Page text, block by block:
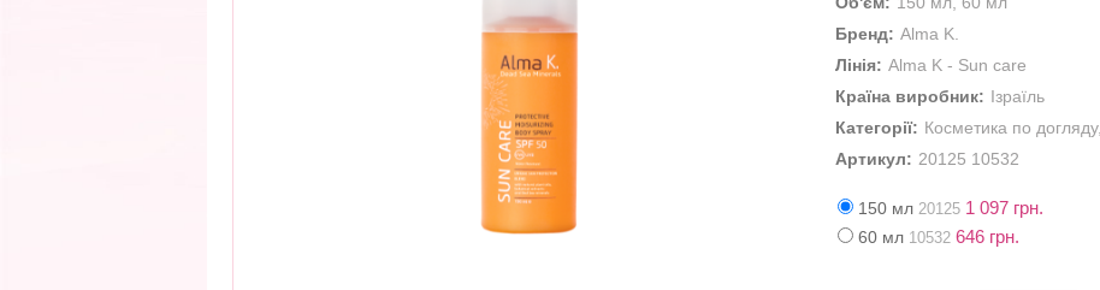
Бренд: Alma K.
Лінія: Alma K - Sun care
Країна виробник: Ізраїль
Категорії: Косметика по догляду,
Артикул: 20125 10532
150 мл 20125 1 097 грн.
60 мл 10532 646 грн.